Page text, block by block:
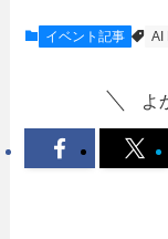
イベント記事 AI
よ